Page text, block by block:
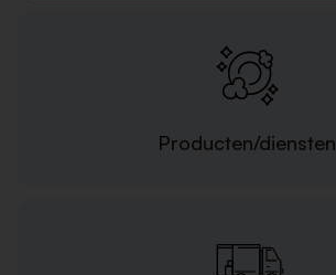
Producten/diensten